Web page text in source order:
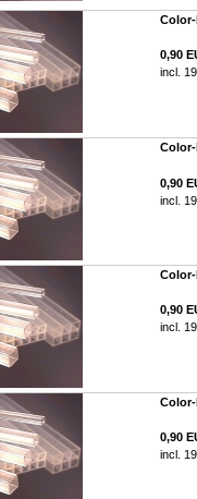
0,90
incl.
0,90
incl.
0,90
incl.
0,90
incl.